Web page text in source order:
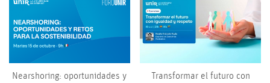
Nearshoring: oportunidades y
Transformar el futuro con